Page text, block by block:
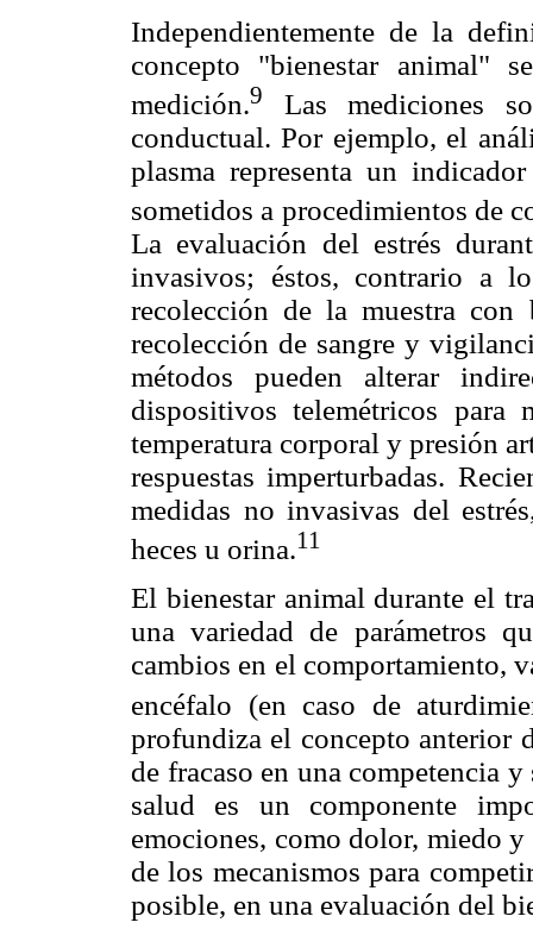
Independientemente de la
concepto "bienestar animal"
medición.9
Las mediciones
conductual. Por ejemplo, el
plasma representa un
sometidos a procedimientos de
La evaluación del estrés
invasivos; éstos, contrario a
recolección de la muestra con
recolección de sangre y
métodos pueden alterar
dispositivos telemétricos para
temperatura corporal y presión
respuestas imperturbadas.
medidas no invasivas del
heces u orina.11
El bienestar animal durante el
una variedad de parámetros
cambios en el comportamiento,
encéfalo (en caso de
profundiza el concepto anterior
de fracaso en una competencia
salud es un componente
emociones, como dolor, miedo
de los mecanismos para
posible, en una evaluación del